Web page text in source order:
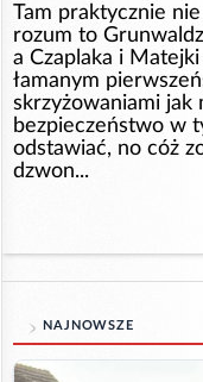
Tam praktycznie
rozum to
a Czaplaka i
łamanym
skrzyżowaniami jak
bezpieczeństwo w
odstawiać, no cóż
dzwon...
NAJNOWSZE